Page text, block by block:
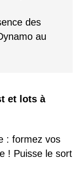
des
au
et lots à
: formez vos
! Puisse le sort